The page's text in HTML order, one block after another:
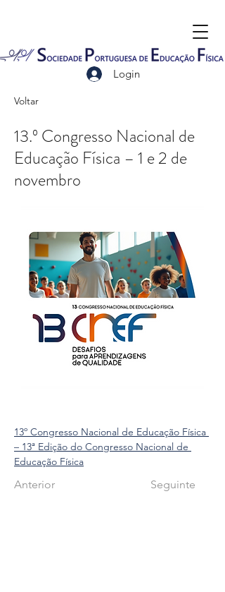
Login
Voltar
13.º Congresso Nacional de
Educação Física – 1 e 2 de
novembro
13º Congresso Nacional de Educação Física
– 13ª Edição do Congresso Nacional de
Educação Física
Anterior Seguinte